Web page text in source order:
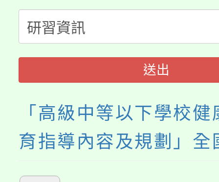
半價優惠，詳情可洽有
者。
份教師增能研習
大溪自造教育及科技中
份教師研習
淨零綠生活教案入校路
會
115年食農教育專業人
程
送出
「高級中等以下學校
育指導內容及規劃」全